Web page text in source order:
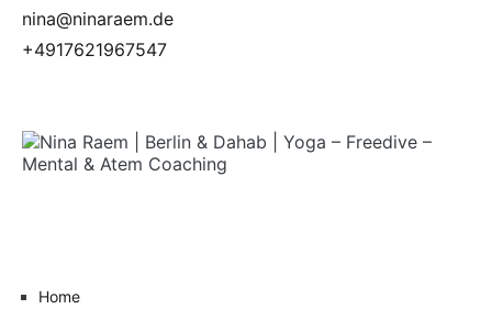
nina@ninaraem.de
+4917621967547
Home